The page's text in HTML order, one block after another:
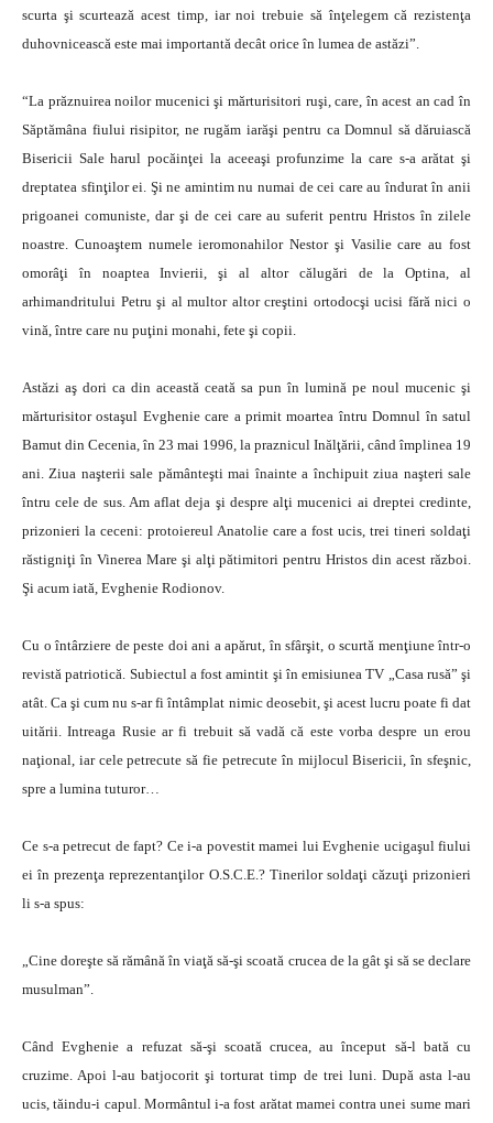
scurta şi scurtează acest timp, iar noi trebuie să înţelegem că rezistenţa
duhovnicească este mai importantă decât orice în lumea de astăzi”.
“La prăznuirea noilor mucenici şi mărturisitori ruşi, care, în acest an cad în
Săptămâna fiului risipitor, ne rugăm iarăşi pentru ca Domnul să dăruiască
Bisericii Sale harul pocăinţei la aceeaşi profunzime la care s-a arătat şi
dreptatea sfinţilor ei. Şi ne amintim nu numai de cei care au îndurat în anii
prigoanei comuniste, dar şi de cei care au suferit pentru Hristos în zilele
noastre. Cunoaştem numele ieromonahilor Nestor şi Vasilie care au fost
omorâţi în noaptea Invierii, şi al altor călugări de la Optina, al
arhimandritului Petru şi al multor altor creştini ortodocşi ucisi fără nici o
vină, între care nu puţini monahi, fete şi copii.
Astăzi aş dori ca din această ceată sa pun în lumină pe noul mucenic şi
mărturisitor ostaşul Evghenie care a primit moartea întru Domnul în satul
Bamut din Cecenia, în 23 mai 1996, la praznicul Inălţării, când împlinea 19
ani. Ziua naşterii sale pământeşti mai înainte a închipuit ziua naşteri sale
întru cele de sus. Am aflat deja şi despre alţi mucenici ai dreptei credinte,
prizonieri la ceceni: protoiereul Anatolie care a fost ucis, trei tineri soldaţi
răstigniţi în Vinerea Mare şi alţi pătimitori pentru Hristos din acest război.
Şi acum iată, Evghenie Rodionov.
Cu o întârziere de peste doi ani a apărut, în sfârşit, o scurtă menţiune într-o
revistă patriotică. Subiectul a fost amintit şi în emisiunea TV „Casa rusă” şi
atât. Ca şi cum nu s-ar fi întâmplat nimic deosebit, şi acest lucru poate fi dat
uitării. Intreaga Rusie ar fi trebuit să vadă că este vorba despre un erou
naţional, iar cele petrecute să fie petrecute în mijlocul Bisericii, în sfeşnic,
spre a lumina tuturor…
Ce s-a petrecut de fapt? Ce i-a povestit mamei lui Evghenie ucigaşul fiului
ei în prezenţa reprezentanţilor O.S.C.E.? Tinerilor soldaţi căzuţi prizonieri
li s-a spus:
„Cine doreşte să rămână în viaţă să-şi scoată crucea de la gât şi să se declare
musulman”.
Când Evghenie a refuzat să-şi scoată crucea, au început să-l bată cu
cruzime. Apoi l-au batjocorit şi torturat timp de trei luni. După asta l-au
ucis, tăindu-i capul. Mormântul i-a fost arătat mamei contra unei sume mari